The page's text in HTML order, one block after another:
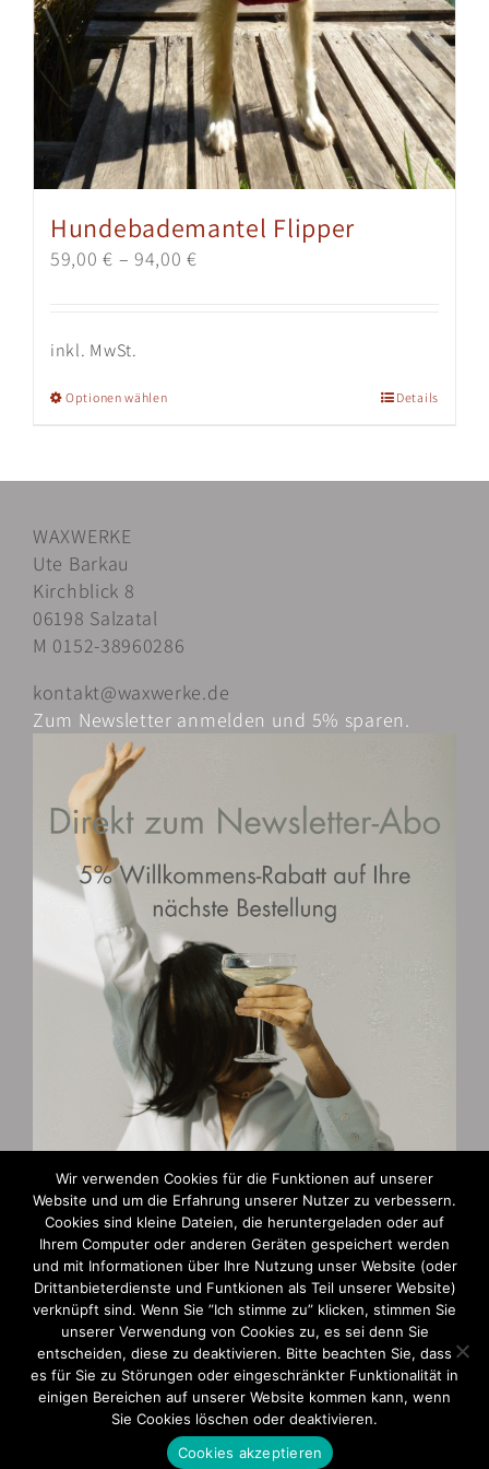
Hundebademantel Flipper
59,00€ –94,00€
inkl. MwSt.
Optionen wählenDieses
mehrere
auf
Produktseite
gewählt
Details
WAXWERKE
Ute Barkau
Kirchblick 8
06198 Salzatal
M 0152-38960286
kontakt@waxwerke.de
Zum Newsletter anmelden und 5% sparen.
Zahlungsarten
AGB und Widerruf
Impressum
Datenschutzerklärung
Wir verwenden Cookies für die Funktionen auf unserer
Website und um die Erfahrung unserer Nutzer zu verbessern.
Cookies sind kleine Dateien, die heruntergeladen oder auf
Ihrem Computer oder anderen Geräten gespeichert werden
und mit Informationen über Ihre Nutzung unser Website (oder
Drittanbieterdienste und Funtkionen als Teil unserer Website)
verknüpft sind. Wenn Sie ”Ich stimme zu” klicken, stimmen Sie
unserer Verwendung von Cookies zu, es sei denn Sie
entscheiden, diese zu deaktivieren. Bitte beachten Sie, dass
es für Sie zu Störungen oder eingeschränkter Funktionalität in
einigen Bereichen auf unserer Website kommen kann, wenn
Sie Cookies löschen oder deaktivieren.
Cookies akzeptieren